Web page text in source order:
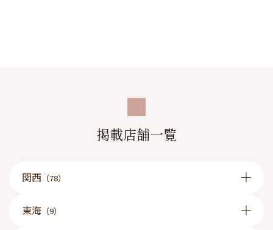
掲載店舗一覧
関西 （78）
東海 （9）